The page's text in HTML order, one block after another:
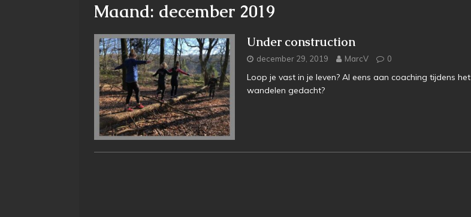
Maand: december 2019
Under construction
december 29, 2019 MarcV 0
Loop je vast in je leven? Al eens aan coaching tijdens het
wandelen gedacht?